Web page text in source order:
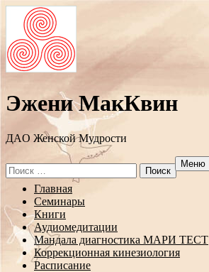
Эжени МакКвин
ДAO Женской Мудрости
Search
for:
Меню
Перейти
содержанию
Главная
Семинары
Книги
Аудиомедитации
Мандала диагностика МАРИ ТЕСТ
Коррекционная кинезиология
Расписание